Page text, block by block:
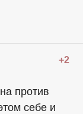
+2
против
себе и